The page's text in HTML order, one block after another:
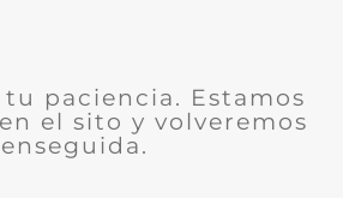
paciencia. Estamos
el sito y volveremos
enseguida.